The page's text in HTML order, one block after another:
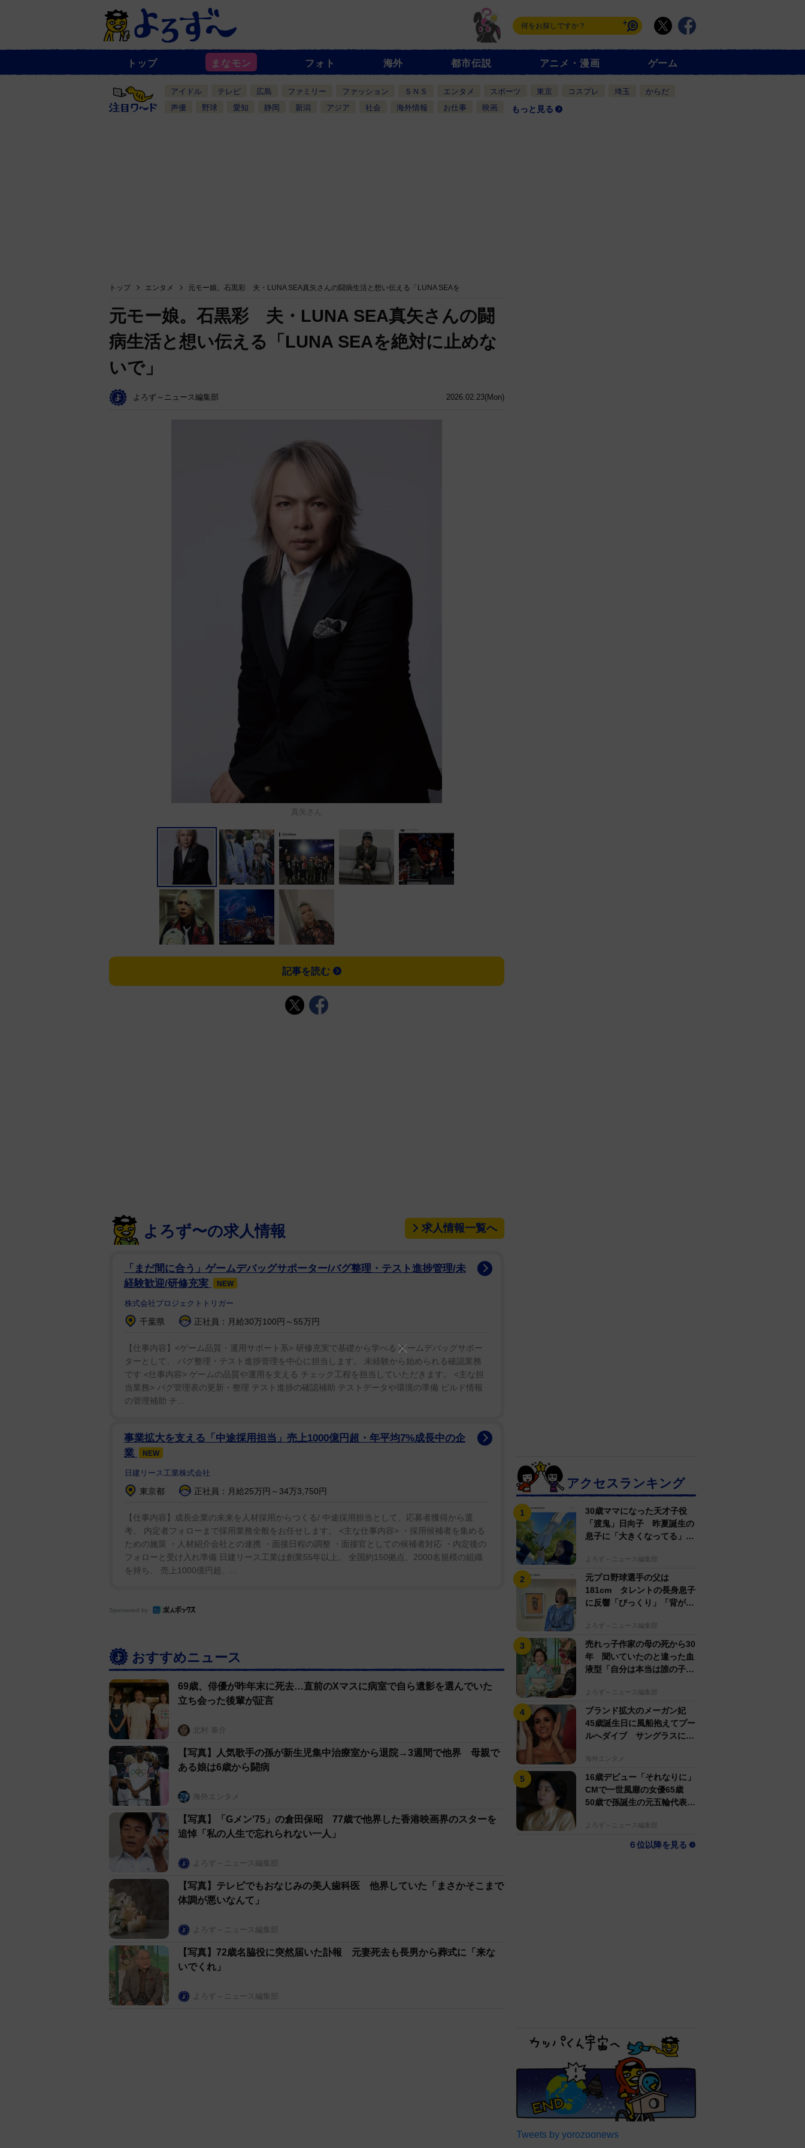
ュ
一
覧
トップ まなモン フォト 海外 都市伝説 アニメ・漫画 ゲーム
アイドル テレビ 広島 ファミリー ファッション ＳＮＳ エンタメ スポーツ 東京 コスプレ 埼玉
からだ
声優
野球 愛知 静岡 新潟 アジア 社会 海外情報 お仕事 映画 もっと見る
トップ エンタメ 元モー娘。石黒彩 夫・LUNA SEA真矢さんの闘病生活と想い伝える「LUNA SEAを
2026.02.23(Mon)
元モー娘。石黒彩 夫・LUNA SEA真矢さんの闘
病生活と想い伝える「LUNA SEAを絶対に止めな
いで」
よろず～ニュース編集部
真矢さん
記事を読む
よろず〜の求人情報 求人情報一覧へ
「まだ間に合う」ゲームデバッグサポーター/バグ整理・テスト進捗管理/未
経験歓迎/研修充実
NEW
株式会社プロジェクトトリガー
千葉県 正社員：月給30万100円～55万円
【仕事内容】<ゲーム品質・運用サポート系> 研修充実で基礎から学べる ゲームデバッグサポー
ターとして、 バグ整理・テスト進捗管理を中心に担当します。 未経験から始められる確認業務
です <仕事内容> ゲームの品質や運用を支える チェック工程を担当していただきます。 <主な担
当業務> バグ管理表の更新・整理 テスト進捗の確認補助 テストデータや環境の準備 ビルド情報
の管理補助 チ...
事業拡大を支える「中途採用担当」売上1000億円超・年平均7%成長中の企
業
NEW
日建リース工業株式会社
東京都 正社員：月給25万円～34万3,750円
【仕事内容】成長企業の未来を人材採用からつくる/ 中途採用担当として、応募者獲得から選
考、 内定者フォローまで採用業務全般をお任せします。 <主な仕事内容> ・採用候補者を集める
ための施策 ・人材紹介会社との連携 ・面接日程の調整 ・面接官としての候補者対応 ・内定後の
フォローと受け入れ準備 日建リース工業は創業55年以上。 全国約150拠点、2000名規模の組織
を持ち、 売上1000億円超、...
Sponsored by
おすすめニュース
69歳、俳優が昨年末に死去…直前のXマスに病室で自ら遺影を選んでいた
立ち会った後輩が証言
北村 泰介
【写真】人気歌手の孫が新生児集中治療室から退院→3週間で他界 母親で
ある娘は6歳から闘病
海外エンタメ
【写真】「Gメン'75」の倉田保昭 77歳で他界した香港映画界のスターを
追悼「私の人生で忘れられない一人」
よろず～ニュース編集部
【写真】テレビでもおなじみの美人歯科医 他界していた「まさかそこまで
体調が悪いなんて」
よろず～ニュース編集部
【写真】72歳名脇役に突然届いた訃報 元妻死去も長男から葬式に「来な
いでくれ」
よろず～ニュース編集部
アクセスランキング
30歳ママになった天才子役
「渡鬼」日向子 昨夏誕生の
息子に「大きくなってる」愛
よろず～ニュース編集部
元プロ野球選手の父は
181cm タレントの長身息子
に反響「びっくり」「背が高
よろず～ニュース編集部
売れっ子作家の母の死から30
年 聞いていたのと違った血
液型「自分は本当は誰の子
よろず～ニュース編集部
ブランド拡大のメーガン妃
45歳誕生日に風船抱えてプー
ルへダイブ サングラスにポ
海外エンタメ
16歳デビュー「それなりに」
CMで一世風靡の女優65歳
50歳で孫誕生の元五輪代表と
よろず～ニュース編集部
６位以降を見る
Tweets by yorozoonews